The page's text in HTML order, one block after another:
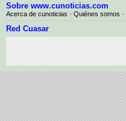
Sobre www.cunoticias.com
Acerca de cunoticias · Quiénes somos ·
Red Cuasar